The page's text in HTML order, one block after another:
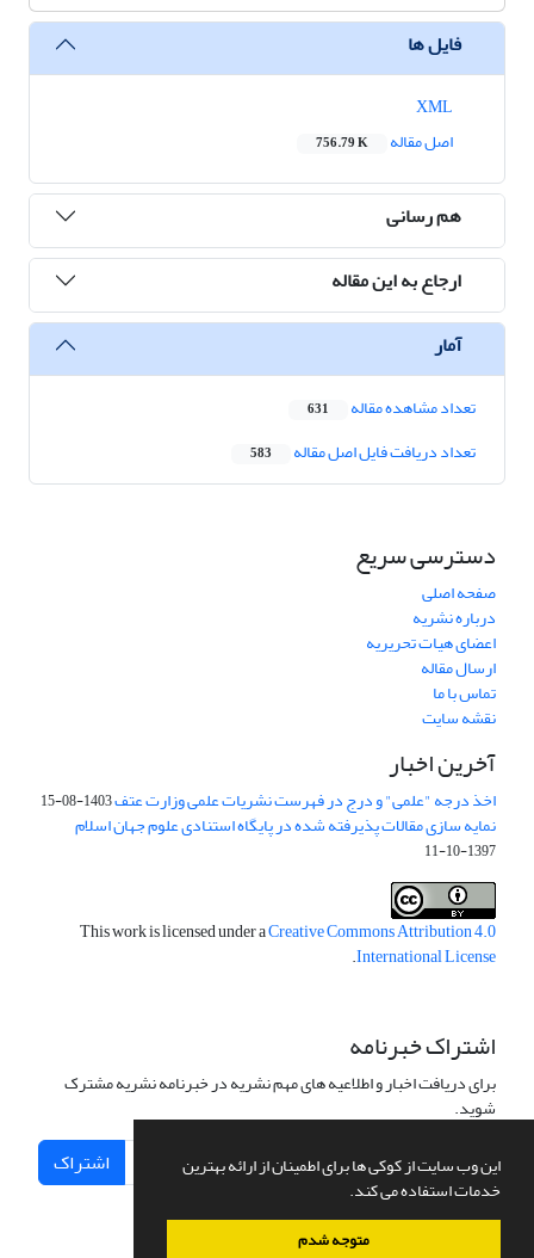
این وب سایت از کوکی ها برای اطمینان از ارائه بهترین
خدمات استفاده می کند.
متوجه شدم
فایل ها
اصل مقاله
756.79 K
هم رسانی
ارجاع به این مقاله
آمار
تعداد مشاهده مقاله 631
تعداد دریافت فایل اصل مقاله 583
دسترسی سریع
صفحه اصلی
درباره نشریه
اعضای هیات تحریریه
ارسال مقاله
تماس با ما
نقشه سایت
آخرین اخبار
اخذ درجه "علمی" و درج در فهرست نشریات علمی وزارت عتف1403-08-15
نمایه سازی مقالات پذیرفته شده در پایگاه استنادی علوم جهان اسلام
1397-10-11
This work is licensed under aCreative Commons Attribution 4.0
International License
.
اشتراک خبرنامه
برای دریافت اخبار و اطلاعیه های مهم نشریه در خبرنامه نشریه مشترک
شوید.
اشتراک